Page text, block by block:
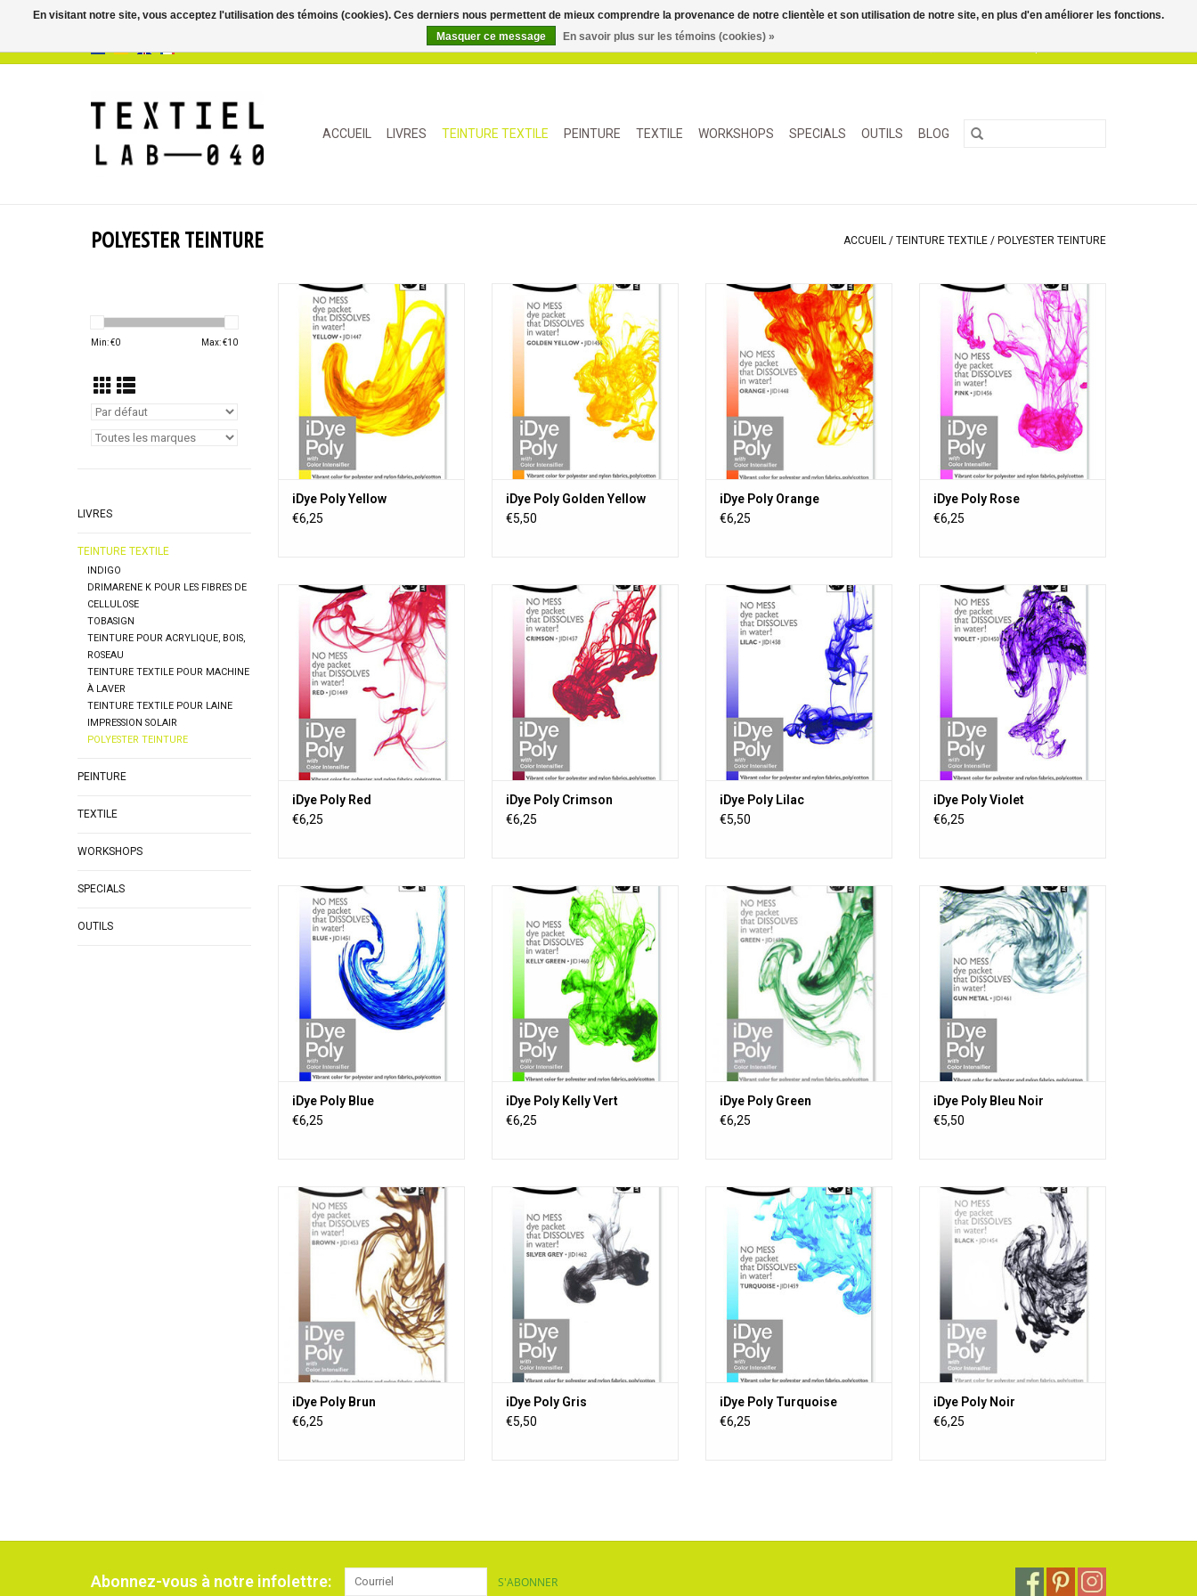
ACCUEIL LIVRES TEINTURE TEXTILE PEINTURE TEXTILE WORKSHOPS SPECIALS OUTILS BLOG
POLYESTER TEINTURE ACCUEIL / TEINTURE TEXTILE / POLYESTER TEINTURE
Min: €0 Max: €10
LIVRES
TEINTURE TEXTILE
INDIGO
DRIMARENE K POUR LES FIBRES DE
CELLULOSE
TOBASIGN
TEINTURE POUR ACRYLIQUE, BOIS,
ROSEAU
TEINTURE TEXTILE POUR MACHINE
À LAVER
TEINTURE TEXTILE POUR LAINE
IMPRESSION SOLAIR
POLYESTER TEINTURE
PEINTURE
TEXTILE
WORKSHOPS
SPECIALS
OUTILS
iDye Poly teint presque tous les
matériaux synthétiques, y
compris les boutons, les disques
à frisbee, les objets imprimés en
3D, les jouets, les rideaux en filet
et les mélanges de poly-coton.
iDye est disponible dans 16 belles
couleurs.
AJOUTER AU PANIER
iDye Poly Yellow
€6,25
iDye Poly teint presque tous les
matériaux synthétiques, y
compris les boutons, les disques
à frisbee, les objets imprimés en
3D, les jouets, les rideaux en filet
et les mélanges de poly-coton.
iDye est disponible dans 16 belles
couleurs.
AJOUTER AU PANIER
iDye Poly Golden Yellow
€5,50
iDye Poly teint presque tous les
matériaux synthétiques, y
compris les boutons, les disques
à frisbee, les objets imprimés en
3D, les jouets, les rideaux en filet
et les mélanges de poly-coton.
iDye est disponible dans 16 belles
couleurs.
AJOUTER AU PANIER
iDye Poly Orange
€6,25
iDye Poly teint presque tous les
matériaux synthétiques, y
compris les boutons, les disques
à frisbee, les objets imprimés en
3D, les jouets, les rideaux en filet
et les mélanges de poly-coton.
iDye est disponible dans 16 belles
couleurs.
AJOUTER AU PANIER
iDye Poly Rose
€6,25
iDye Poly teint presque tous les
matériaux synthétiques, y
compris les boutons, les disques
à frisbee, les objets imprimés en
3D, les jouets, les rideaux en filet
et les mélanges de poly-coton.
iDye est disponible dans 16 belles
couleurs.
AJOUTER AU PANIER
iDye Poly Red
€6,25
iDye Poly teint presque tous les
matériaux synthétiques, y
compris les boutons, les disques
à frisbee, les objets imprimés en
3D, les jouets, les rideaux en filet
et les mélanges de poly-coton.
iDye est disponible dans 16 belles
couleurs.
AJOUTER AU PANIER
iDye Poly Crimson
€6,25
iDye Poly teint presque tous les
matériaux synthétiques, y
compris les boutons, les disques
à frisbee, les objets imprimés en
3D, les jouets, les rideaux en filet
et les mélanges de poly-coton.
iDye est disponible dans 16 belles
couleurs.
AJOUTER AU PANIER
iDye Poly Lilac
€5,50
iDye Poly teint presque tous les
matériaux synthétiques, y
compris les boutons, les disques
à frisbee, les objets imprimés en
3D, les jouets, les rideaux en filet
et les mélanges de poly-coton.
iDye est disponible dans 16 belles
couleurs.
AJOUTER AU PANIER
iDye Poly Violet
€6,25
iDye Poly teint presque tous les
matériaux synthétiques, y
compris les boutons, les disques
à frisbee, les objets imprimés en
3D, les jouets, les rideaux en filet
et les mélanges de poly-coton.
iDye est disponible dans 16 belles
couleurs.
AJOUTER AU PANIER
iDye Poly Blue
€6,25
iDye Poly teint presque tous les
matériaux synthétiques, y
compris les boutons, les disques
à frisbee, les objets imprimés en
3D, les jouets, les rideaux en filet
et les mélanges de poly-coton.
iDye est disponible dans 16 belles
couleurs.
AJOUTER AU PANIER
iDye Poly Kelly Vert
€6,25
iDye Poly teint presque tous les
matériaux synthétiques, y
compris les boutons, les disques
à frisbee, les objets imprimés en
3D, les jouets, les rideaux en filet
et les mélanges de poly-coton.
iDye est disponible dans 16 belles
couleurs.
AJOUTER AU PANIER
iDye Poly Green
€6,25
Dye Poly teint presque tous les
matériaux synthétiques, y
compris les boutons, les disques
à frisbee, les objets imprimés en
3D, les jouets, les rideaux en filet
et les mélanges de poly-coton.
iDye est disponible dans 16 belles
couleurs.
AJOUTER AU PANIER
iDye Poly Bleu Noir
€5,50
iDye Poly teint presque tous les
matériaux synthétiques, y
compris les boutons, les disques
à frisbee, les objets imprimés en
3D, les jouets, les rideaux en filet
et les mélanges de poly-coton.
iDye est disponible dans 16 belles
couleurs.
AJOUTER AU PANIER
iDye Poly Brun
€6,25
iDye Poly teint presque tous les
matériaux synthétiques, y
compris les boutons, les disques
à frisbee, les objets imprimés en
3D, les jouets, les rideaux en filet
et les mélanges de poly-coton.
iDye est disponible dans 16 belles
couleurs.
AJOUTER AU PANIER
iDye Poly Gris
€5,50
iDye Poly teint presque tous les
matériaux synthétiques, y
compris les boutons, les disques
à frisbee, les objets imprimés en
3D, les jouets, les rideaux en filet
et les mélanges de poly-coton.
iDye est disponible dans 16 belles
couleurs.
AJOUTER AU PANIER
iDye Poly Turquoise
€6,25
iDye Poly teint presque tous les
matériaux synthétiques, y
compris les boutons, les disques
à frisbee, les objets imprimés en
3D, les jouets, les rideaux en filet
et les mélanges de poly-coton.
iDye Poly est disponible dans 16
belles couleurs.
AJOUTER AU PANIER
iDye Poly Noir
€6,25
Abonnez-vous à notre infolettre: S'ABONNER
En visitant notre site, vous acceptez l'utilisation des témoins (cookies). Ces derniers nous permettent de mieux comprendre la provenance de notre clientèle et son utilisation de notre site, en plus d'en améliorer les fonctions.
Masquer ce message
En savoir plus sur les témoins (cookies) »